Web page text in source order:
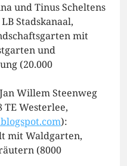
und Tinus Scheltens
Stadskanaal,
mit
und
(20.000
Willem Steenweg
TE Westerlee,
):
mit Waldgarten,
(8000